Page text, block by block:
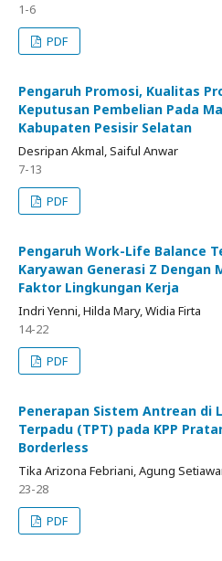
1-6
PDF
Pengaruh Promosi, Kualitas
Keputusan Pembelian Pada
Kabupaten Pesisir Selatan
Desripan Akmal, Saiful Anwar
7-13
PDF
Pengaruh Work-Life Balance
Karyawan Generasi Z
Faktor Lingkungan Kerja
Indri Yenni, Hilda Mary, Widia Firta
14-22
PDF
Penerapan Sistem Antrean di
Terpadu (TPT) pada KPP
Borderless
Tika Arizona Febriani, Agung
23-28
PDF